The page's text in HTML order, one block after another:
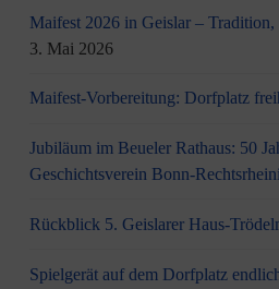
Maifest 2026 in Geislar –
3. Mai 2026
Maifest-Vorbereitung: Dorfplatz
Jubiläum im Beueler Rathaus: 50
Geschichtsverein Bonn-
Rückblick 5. Geislarer Haus-
Spielgerät auf dem Dorfplatz